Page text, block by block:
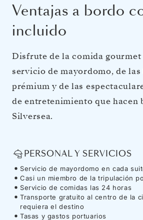
Ventajas a bordo
incluido
Disfrute de la comida gourmet
servicio de mayordomo, de las
prémium y de las
de entretenimiento que hacen
Silversea.
PERSONAL Y SERVICIOS
Servicio de mayordomo en cada
Casi un miembro de la tripulación
Servicio de comidas las 24 horas
Transporte gratuito al centro de la
requiera el destino
Tasas y gastos portuarios